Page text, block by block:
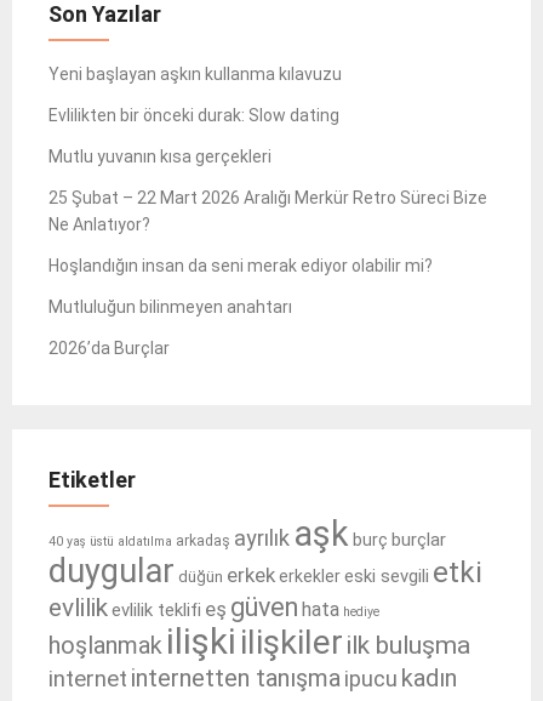
Son Yazılar
Yeni başlayan aşkın kullanma kılavuzu
Evlilikten bir önceki durak: Slow dating
Mutlu yuvanın kısa gerçekleri
25 Şubat – 22 Mart 2026 Aralığı Merkür Retro Süreci Bize
Ne Anlatıyor?
Hoşlandığın insan da seni merak ediyor olabilir mi?
Mutluluğun bilinmeyen anahtarı
2026’da Burçlar
Etiketler
40 yaş üstü aldatılma arkadaş ayrılık aşk burç burçlar
duygular düğün erkekerkeklereski sevgili etki
evlilikevlilik teklifi eş güven hata hediye
hoşlanmak ilişki ilişkiler ilk buluşma
internet internetten tanışmaipucu kadın